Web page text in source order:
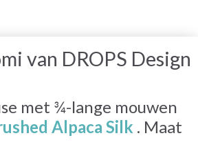
van DROPS Design
met ¾-lange mouwen
Alpaca Silk . Maat